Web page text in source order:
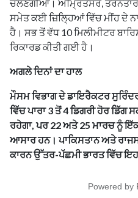
ਚੱਲਣਗੀਆਂ। ਅੰਮ੍ਰਿਤਸਰ,
ਸਮੇਤ ਕਈ ਜ਼ਿਲ੍ਹਿਆਂ ਵਿੱਚ ਮੀਂਹ ਦੇ
ਹੈ। ਸਭ ਤੋਂ ਵੱਧ 10 ਮਿਲੀਮੀਟਰ
ਰਿਕਾਰਡ ਕੀਤੀ ਗਈ ਹੈ।
ਅਗਲੇ ਦਿਨਾਂ ਦਾ ਹਾਲ
ਮੌਸਮ ਵਿਭਾਗ ਦੇ ਡਾਇਰੈਕਟਰ
ਵਿੱਚ ਪਾਰਾ 3 ਤੋਂ 4 ਡਿਗਰੀ ਹੋਰ
ਰਹੇਗਾ, ਪਰ 22 ਅਤੇ 25 ਮਾਰਚ ਨੂੰ
ਆਸਾਰ ਹਨ। ਪਾਕਿਸਤਾਨ ਅਤੇ
ਕਾਰਨ ਉੱਤਰ-ਪੱਛਮੀ ਭਾਰਤ ਵਿੱਚ
Powered by